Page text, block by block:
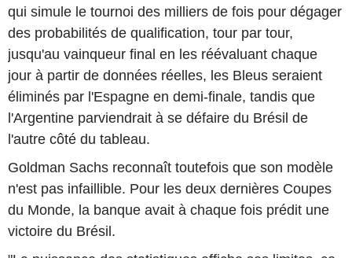
qui simule le tournoi des milliers de fois pour dégager
des probabilités de qualification, tour par tour,
jusqu'au vainqueur final en les réévaluant chaque
jour à partir de données réelles, les Bleus seraient
éliminés par l'Espagne en demi-finale, tandis que
l'Argentine parviendrait à se défaire du Brésil de
l'autre côté du tableau.
Goldman Sachs reconnaît toutefois que son modèle
n'est pas infaillible. Pour les deux dernières Coupes
du Monde, la banque avait à chaque fois prédit une
victoire du Brésil.